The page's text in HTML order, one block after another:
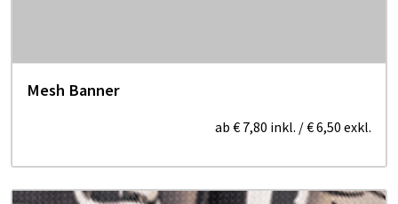
Mesh Banner
ab € 7,80 inkl. /€ 6,50 exkl.